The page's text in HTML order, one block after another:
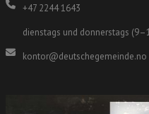
+47 2244 1643
dienstags und donnerstags
kontor@deutschegemeinde.no